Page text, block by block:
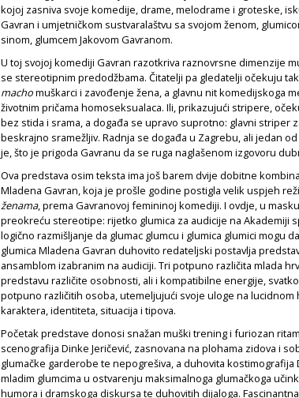
kojoj zasniva svoje komedije, drame, melodrame i groteske,
Gavran i umjetničkom sustvaralaštvu sa svojom ženom,
sinom, glumcem Jakovom Gavranom.
U toj svojoj komediji Gavran razotkriva raznovrsne dimenzije
se stereotipnim predodžbama. Čitatelji pa gledatelji očekuju
machomuškarci i zavođenje žena, a glavnu nit komedijskoga
životnim pričama homoseksualaca. Ili, prikazujući stripere,
bez stida i srama, a događa se upravo suprotno: glavni striper
beskrajno sramežljiv. Radnja se događa u Zagrebu, ali jedan
je, što je prigoda Gavranu da se ruga naglašenom izgovoru
Ova predstava osim teksta ima još barem dvije dobitne
Mladena Gavran, koja je prošle godine postigla velik uspjeh
ženama, prema Gavranovoj femininoj komediji. I ovdje, u
preokreću stereotipe: rijetko glumica za audicije na Akademiji
logično razmišljanje da glumac glumcu i glumica glumici mogu
glumica Mladena Gavran duhovito redateljski postavlja
ansamblom izabranim na audiciji. Tri potpuno različita mlada
predstavu različite osobnosti, ali i kompatibilne energije,
potpuno različitih osoba, utemeljujući svoje uloge na
karaktera, identiteta, situacija i tipova.
Početak predstave donosi snažan muški trening i furiozan
scenografija Dinke Jeričević, zasnovana na plohama zidova i
glumačke garderobe te nepogrešiva, a duhovita kostimografija
mladim glumcima u ostvarenju maksimalnoga glumačkoga
humora i dramskoga diskursa te duhovitih dijaloga.